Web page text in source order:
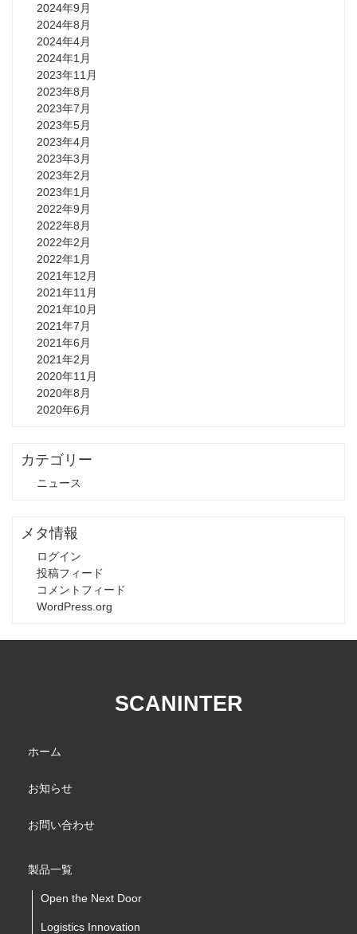
2024年9月
2024年8月
2024年4月
2024年1月
2023年11月
2023年8月
2023年7月
2023年5月
2023年4月
2023年3月
2023年2月
2023年1月
2022年9月
2022年8月
2022年2月
2022年1月
2021年12月
2021年11月
2021年10月
2021年7月
2021年6月
2021年2月
2020年11月
2020年8月
2020年6月
カテゴリー
ニュース
メタ情報
ログイン
投稿フィード
コメントフィード
WordPress.org
SCANINTER
ホーム
お知らせ
お問い合わせ
製品一覧
Open the Next Door
Logistics Innovation